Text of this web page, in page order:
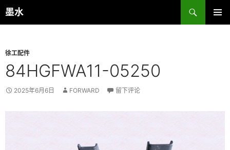
跳
至
墨水
搜
索
徐工配件
84HGFWA11-05250
2025年6月6日 FORWARD 留下评论